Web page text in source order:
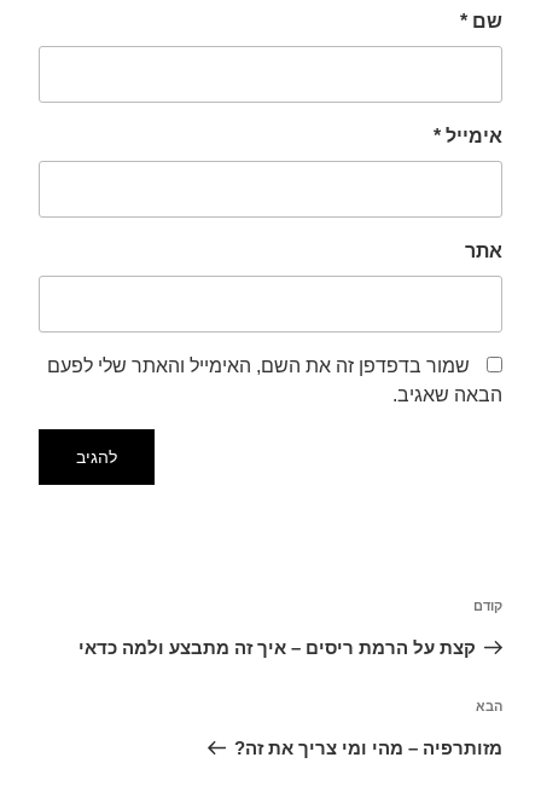
שם *
אימייל *
אתר
שמור בדפדפן זה את השם, האימייל והאתר שלי לפעם
הבאה שאגיב.
קודם
קצת על הרמת ריסים – איך זה מתבצע ולמה כדאי
הבא
מזותרפיה – מהי ומי צריך את זה?